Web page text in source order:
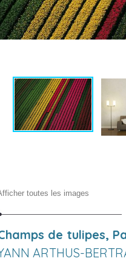
toutes les images
de tulipes,
ARTHUS-